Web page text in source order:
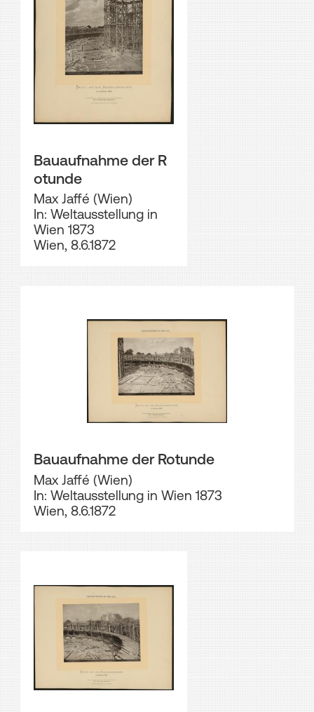
Bauaufnahme der R
otunde
Max Jaffé (Wien)
In: Weltausstellung in
Wien 1873
Wien, 8.6.1872
Bauaufnahme der Rotunde
Max Jaffé (Wien)
In: Weltausstellung in Wien 1873
Wien, 8.6.1872